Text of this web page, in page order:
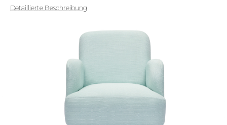
Detaillierte Beschreibung